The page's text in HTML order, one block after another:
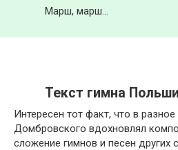
Марш, марш…
Текст гимна
Интересен тот факт, что в
Домбровского вдохновлял
сложение гимнов и песен других